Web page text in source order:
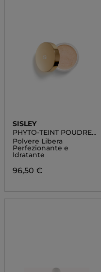
SISLEY
PHYTO-TEINT POUDRE
LIBRE
Polvere Libera
Perfezionante e
Idratante
96,50 €